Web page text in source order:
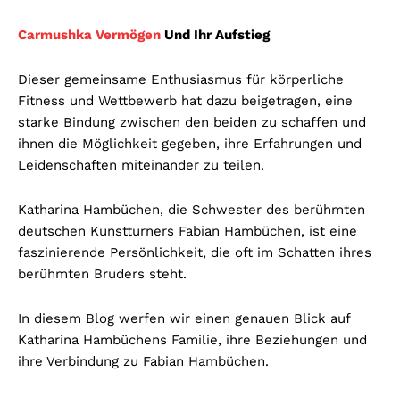
Carmushka Vermögen Und Ihr Aufstieg
Dieser gemeinsame Enthusiasmus für körperliche
Fitness und Wettbewerb hat dazu beigetragen, eine
starke Bindung zwischen den beiden zu schaffen und
ihnen die Möglichkeit gegeben, ihre Erfahrungen und
Leidenschaften miteinander zu teilen.
Katharina Hambüchen, die Schwester des berühmten
deutschen Kunstturners Fabian Hambüchen, ist eine
faszinierende Persönlichkeit, die oft im Schatten ihres
berühmten Bruders steht.
In diesem Blog werfen wir einen genauen Blick auf
Katharina Hambüchens Familie, ihre Beziehungen und
ihre Verbindung zu Fabian Hambüchen.